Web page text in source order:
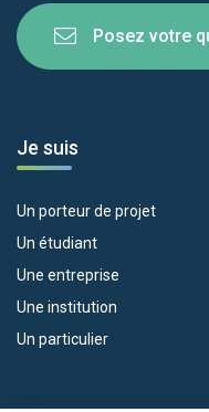
Posez votre
Je suis
Un porteur de projet
Un étudiant
Une entreprise
Une institution
Un particulier